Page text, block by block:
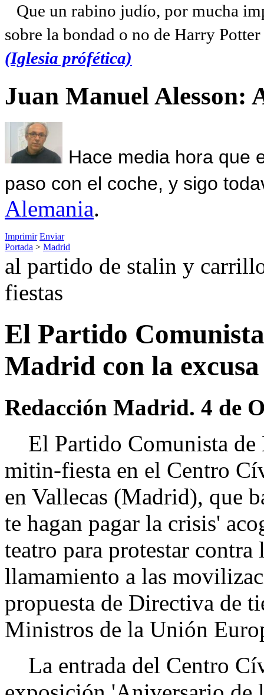
Que un rabino judío, por mucha
sobre la bondad o no de Harry
(Iglesia prófética)
Juan Manuel Alesson:
Hace media hora que
paso con el coche, y sigo
Alemania.
Imprimir Enviar
Portada > Madrid
al partido de stalin y
fiestas
El Partido
Madrid con la
Redacción Madrid. 4 de
El Partido Comunista de
mitin-fiesta en el Centro
en Vallecas (Madrid), que
te hagan pagar la crisis'
teatro para protestar
llamamiento a las
propuesta de Directiva de
Ministros de la Unión
La entrada del Centro